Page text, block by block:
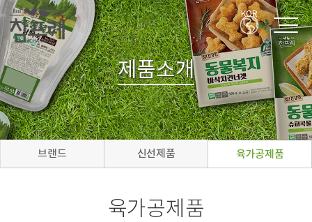
KOR
제품소개
브랜드 신선제품 육가공제품
육가공제품